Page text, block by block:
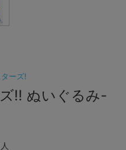
ーズ!
!! ぬいぐるみ-